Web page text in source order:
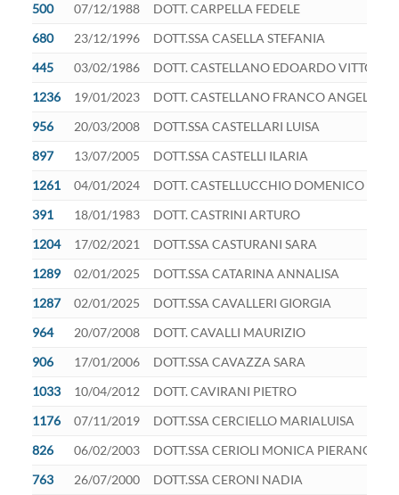
500
07/12/1988
DOTT. CARPELLA FEDELE
680
23/12/1996
DOTT.SSA CASELLA STEFANIA
445
03/02/1986
DOTT. CASTELLANO EDOARDO VITTORIO
1236
19/01/2023
DOTT. CASTELLANO FRANCO ANGELO
956
20/03/2008
DOTT.SSA CASTELLARI LUISA
897
13/07/2005
DOTT.SSA CASTELLI ILARIA
1261
04/01/2024
DOTT. CASTELLUCCHIO DOMENICO
391
18/01/1983
DOTT. CASTRINI ARTURO
1204
17/02/2021
DOTT.SSA CASTURANI SARA
1289
02/01/2025
DOTT.SSA CATARINA ANNALISA
1287
02/01/2025
DOTT.SSA CAVALLERI GIORGIA
964
20/07/2008
DOTT. CAVALLI MAURIZIO
906
17/01/2006
DOTT.SSA CAVAZZA SARA
1033
10/04/2012
DOTT. CAVIRANI PIETRO
1176
07/11/2019
DOTT.SSA CERCIELLO MARIALUISA
826
06/02/2003
DOTT.SSA CERIOLI MONICA PIERANGELA
763
26/07/2000
DOTT.SSA CERONI NADIA